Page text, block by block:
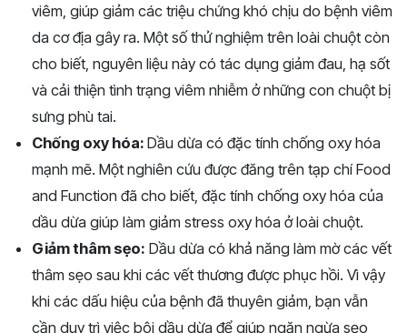
viêm, giúp giảm các triệu chứng khó chịu do bệnh viêm
da cơ địa gây ra. Một số thử nghiệm trên loài chuột còn
cho biết, nguyên liệu này có tác dụng giảm đau, hạ sốt
và cải thiện tình trạng viêm nhiễm ở những con chuột bị
sưng phù tai.
Chống oxy hóa: Dầu dừa có đặc tính chống oxy hóa
mạnh mẽ. Một nghiên cứu được đăng trên tạp chí Food
and Function đã cho biết, đặc tính chống oxy hóa của
dầu dừa giúp làm giảm stress oxy hóa ở loài chuột.
Giảm thâm sẹo: Dầu dừa có khả năng làm mờ các vết
thâm sẹo sau khi các vết thương được phục hồi. Vì vậy
khi các dấu hiệu của bệnh đã thuyên giảm, bạn vẫn
cần duy trì việc bôi dầu dừa để giúp ngăn ngừa sẹo